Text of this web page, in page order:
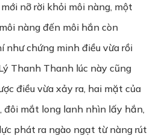
nỡ rời khỏi môi nàng, một
nàng đến môi hắn còn
như chứng minh điều vừa rồi
Thanh Thanh lúc này cũng
điều vừa xảy ra, hai mặt của
đôi mắt long lanh nhìn lấy hắn,
phát ra ngào ngạt từ nàng rút